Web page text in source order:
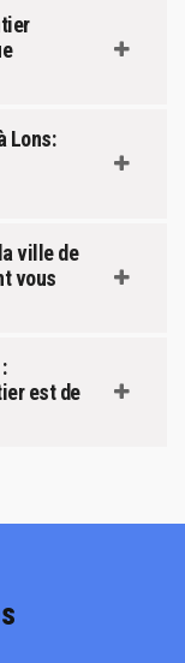
Lons:
ville de
vous
est de